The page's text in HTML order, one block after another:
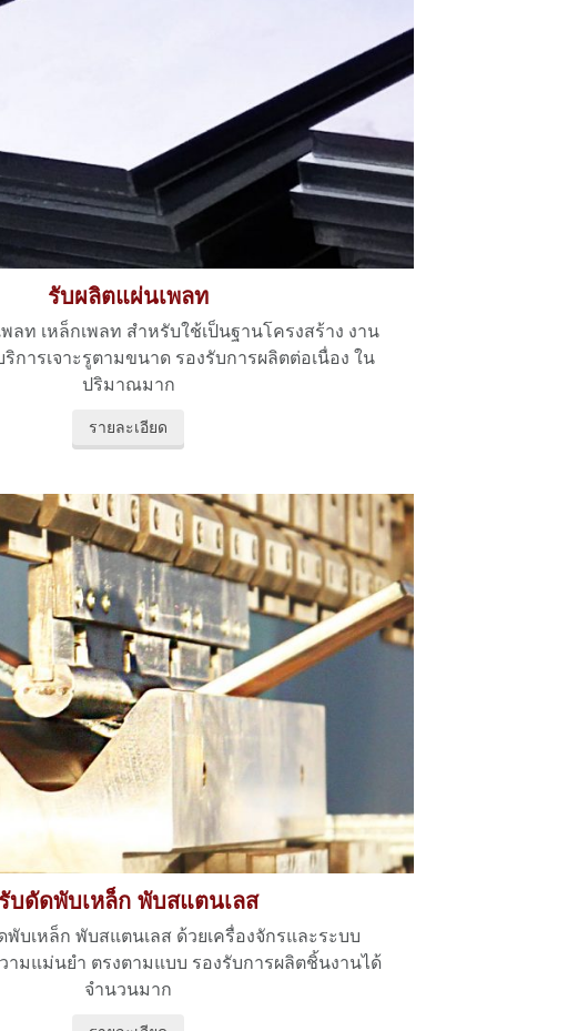
รับผลิตแผ่นเพลท
ลท เหล็กเพลท สำหรับใช้เป็นฐานโครงสร้าง งาน
การเจาะรูตามขนาด รองรับการผลิตต่อเนื่อง ใน
ปริมาณมาก
รายละเอียด
รับดัดพับเหล็ก พับสแตนเลส
พับเหล็ก พับสแตนเลส ด้วยเครื่องจักรและระบบ
ามแม่นยำ ตรงตามแบบ รองรับการผลิตชิ้นงานได้
จำนวนมาก